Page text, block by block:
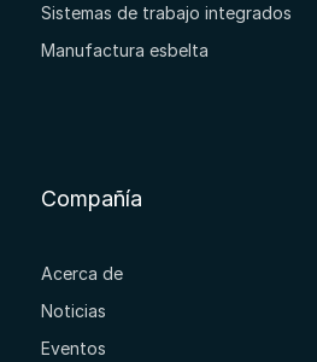
Sistemas de trabajo integrados
Manufactura esbelta
Compañía
Acerca de
Noticias
Eventos